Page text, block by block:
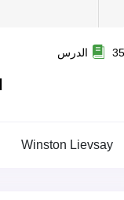
35 الدرس
Winston Lievsay